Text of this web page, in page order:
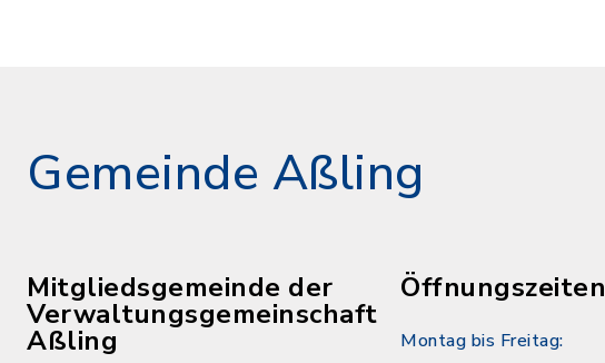
Gemeinde Aßling
Mitgliedsgemeinde der
Verwaltungsgemeinschaft
Aßling
Öffnungszeiten
Montag bis Freitag: